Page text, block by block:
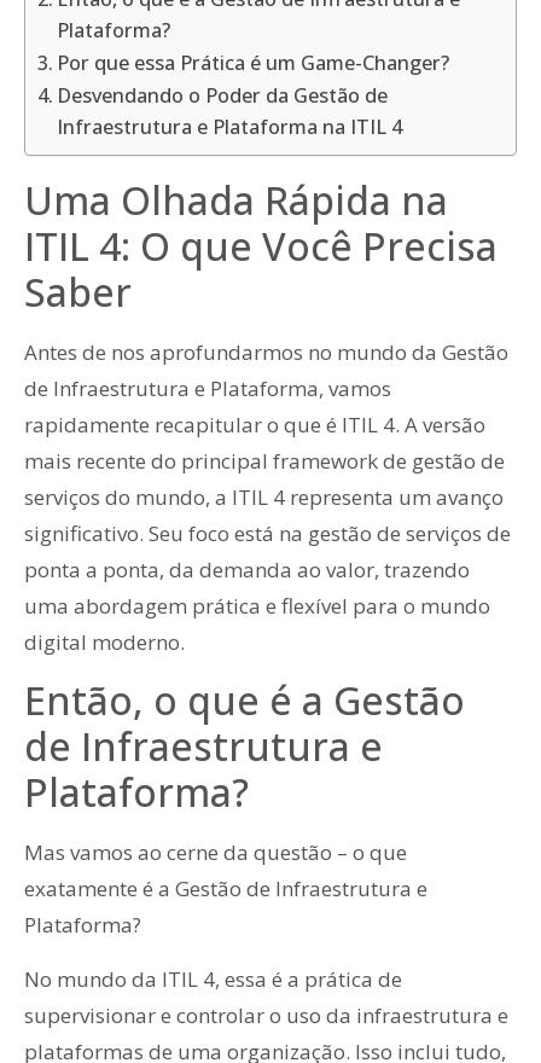
Plataforma?
Por que essa Prática é um Game-Changer?
Desvendando o Poder da Gestão de
Infraestrutura e Plataforma na ITIL 4
Uma Olhada Rápida na
ITIL 4: O que Você Precisa
Saber
Antes de nos aprofundarmos no mundo da Gestão
de Infraestrutura e Plataforma, vamos
rapidamente recapitular o que é ITIL 4. A versão
mais recente do principal framework de gestão de
serviços do mundo, a ITIL 4 representa um avanço
significativo. Seu foco está na gestão de serviços de
ponta a ponta, da demanda ao valor, trazendo
uma abordagem prática e flexível para o mundo
digital moderno.
Então, o que é a Gestão
de Infraestrutura e
Plataforma?
Mas vamos ao cerne da questão – o que
exatamente é a Gestão de Infraestrutura e
Plataforma?
No mundo da ITIL 4, essa é a prática de
supervisionar e controlar o uso da infraestrutura e
plataformas de uma organização. Isso inclui tudo,